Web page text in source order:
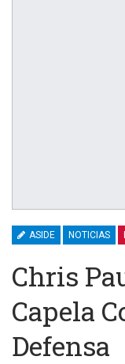
ASIDE NOTICIAS
Chris
Capela
Defensa